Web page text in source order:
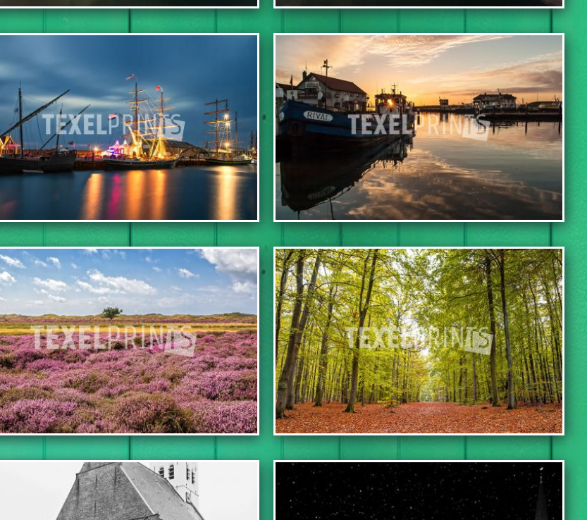
IN WINKELWAGEN IN WINKELWAGEN
IN WINKELWAGEN IN WINKELWAGEN